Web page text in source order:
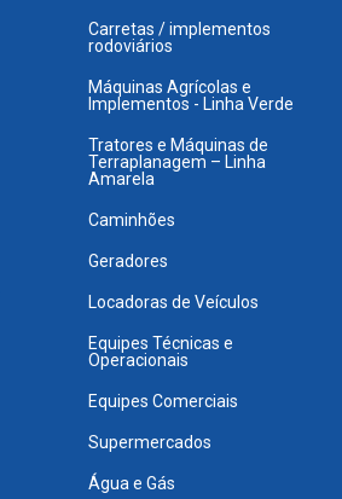
Carretas / implementos
rodoviários
Máquinas Agrícolas e
Implementos - Linha Verde
Tratores e Máquinas de
Terraplanagem – Linha
Amarela
Caminhões
Geradores
Locadoras de Veículos
Equipes Técnicas e
Operacionais
Equipes Comerciais
Supermercados
Água e Gás